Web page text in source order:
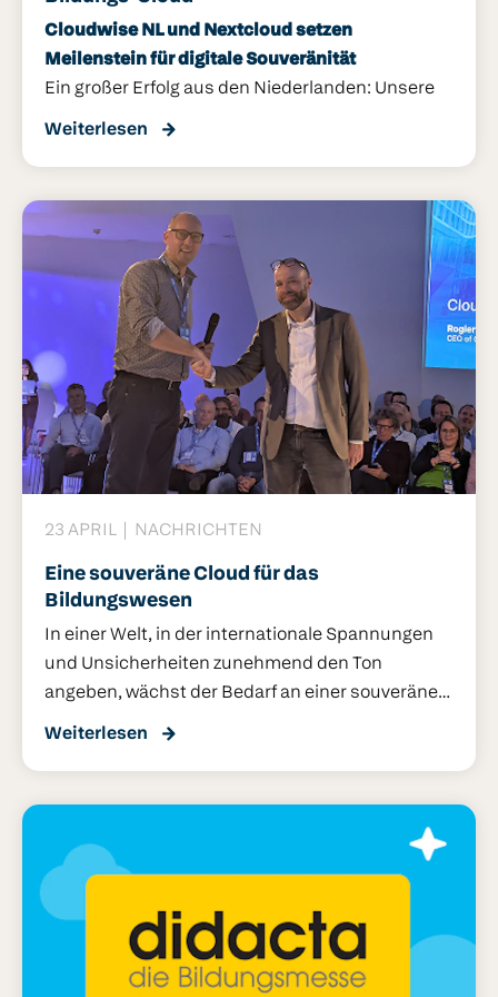
Cloudwise NL und Nextcloud setzen
Meilenstein für digitale Souveränität
Ein großer Erfolg aus den Niederlanden: Unsere
Kollegen von Cloudwise Niederlande (Cloudwise
durchgeführt. Wir von Cloudwise GmbH teilen
diesen wegweisenden Schritt unseres
niederländischen Schwesterunternehmens mit
Stolz, da er zeigt, wie die Zukunft des
europäischen Bildungswesens aussehen kann.
Weiterlesen
23 APRIL NACHRICHTEN
Eine souveräne Cloud für das
Bildungswesen
In einer Welt, in der internationale Spannungen
und Unsicherheiten zunehmend den Ton
angeben, wächst der Bedarf an einer souveränen
Cloud: einer Online-Umgebung, in der der Zugang
Bildungswesen wird der Ruf nach mehr digitaler
Autonomie immer lauter. Cloudwise nimmt diese
Herausforderung gemeinsam mit der Open-
Weiterlesen